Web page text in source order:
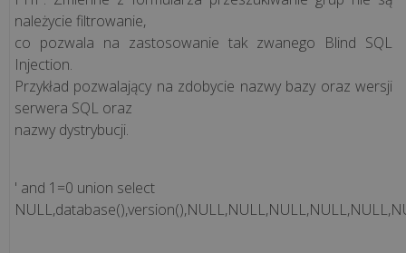
KONTAKT
należycie filtrowanie,
co pozwala na zastosowanie tak zwanego Blind SQL
Injection.
Przykład pozwalający na zdobycie nazwy bazy oraz wersji
serwera SQL oraz
nazwy dystrybucji.
' and 1=0 union select